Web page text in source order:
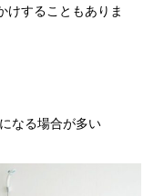
けすることもありま
なる場合が多い